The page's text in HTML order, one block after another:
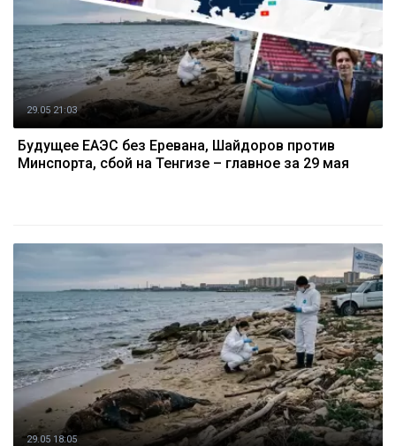
29.05 21:03
Будущее ЕАЭС без Еревана, Шайдоров против
Минспорта, сбой на Тенгизе – главное за 29 мая
29.05 18:05